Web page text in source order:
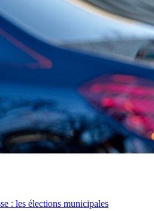
: les élections municipales